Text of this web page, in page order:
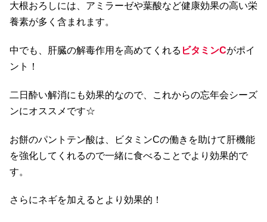
大根おろしには、アミラーゼや葉酸など健康効果の高い栄
養素が多く含まれます。
中でも、肝臓の解毒作用を高めてくれる ビタミンCがポイ
ント！
二日酔い解消にも効果的なので、これからの忘年会シーズ
ンにオススメです☆
お餅のパントテン酸は、ビタミンCの働きを助けて肝機能
を強化してくれるので一緒に食べることでより効果的で
す。
さらにネギを加えるとより効果的！